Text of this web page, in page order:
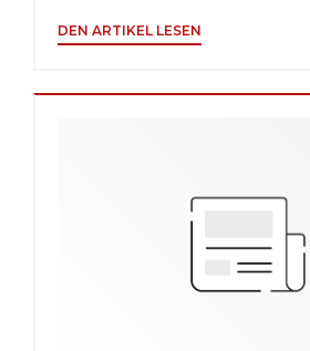
DEN ARTIKEL LESEN